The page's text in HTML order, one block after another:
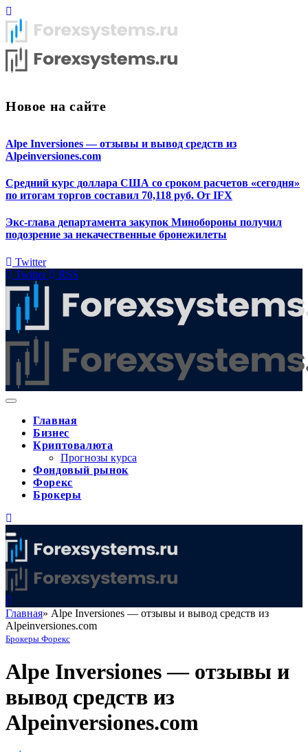
Новое на сайте
Alpe Inversiones — отзывы и вывод средств из
Alpeinversiones.com
Средний курс доллара США со сроком расчетов «сегодня»
по итогам торгов составил 70,118 руб. От IFX
Экс-глава департамента закупок Минобороны получил
подозрение за некачественные бронежилеты
Twitter
Twitter
RSS
Главная
Бизнес
Криптовалюта
Прогнозы курса
Фондовый рынок
Форекс
Брокеры
Главная» Alpe Inversiones — отзывы и вывод средств из
Alpeinversiones.com
Брокеры Форекс
Alpe Inversiones — отзывы и
вывод средств из
Alpeinversiones.com